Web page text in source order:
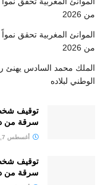
من 2026
من 2026
الملك محمد السادس يهنئ
الوطني لبلاده
توقيف
سرقة من
أغسطس 7, 2026
توقيف
سرقة من